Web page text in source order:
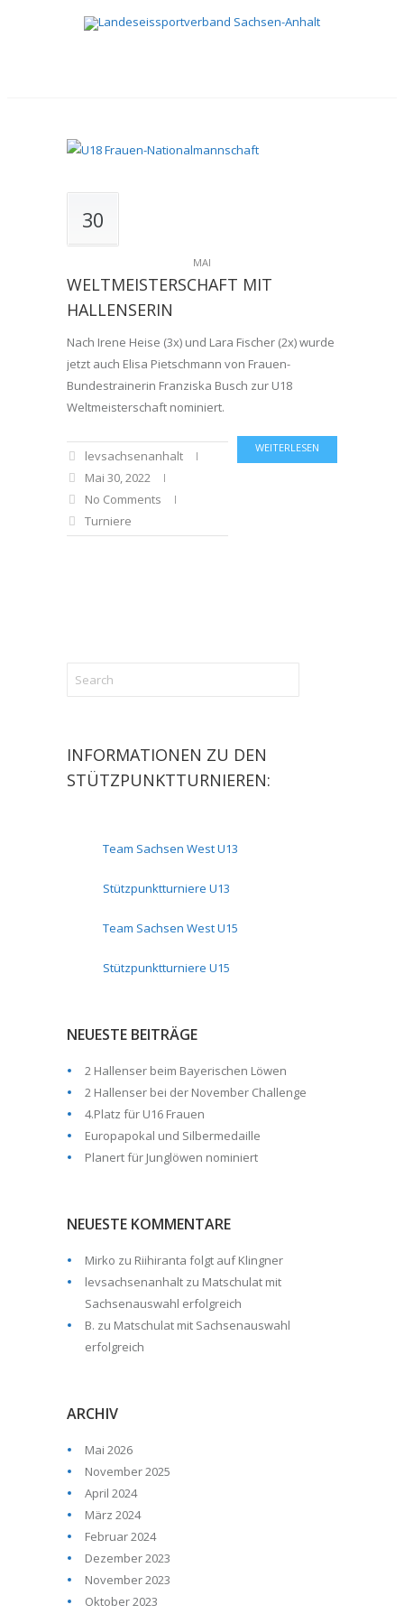
30
MAI
WELTMEISTERSCHAFT MIT
HALLENSERIN
Nach Irene Heise (3x) und Lara Fischer (2x) wurde
jetzt auch Elisa Pietschmann von Frauen-
Bundestrainerin Franziska Busch zur U18
Weltmeisterschaft nominiert.
WEITERLESEN
levsachsenanhalt
Mai 30, 2022
No Comments
Turniere
INFORMATIONEN ZU DEN
STÜTZPUNKTTURNIEREN:
Team Sachsen West U13
Stützpunktturniere U13
Team Sachsen West U15
Stützpunktturniere U15
NEUESTE BEITRÄGE
2 Hallenser beim Bayerischen Löwen
2 Hallenser bei der November Challenge
4.Platz für U16 Frauen
Europapokal und Silbermedaille
Planert für Junglöwen nominiert
NEUESTE KOMMENTARE
Mirko zu Riihiranta folgt auf Klingner
levsachsenanhalt zu Matschulat mit
Sachsenauswahl erfolgreich
B. zu Matschulat mit Sachsenauswahl
erfolgreich
ARCHIV
Mai 2026
November 2025
April 2024
März 2024
Februar 2024
Dezember 2023
November 2023
Oktober 2023